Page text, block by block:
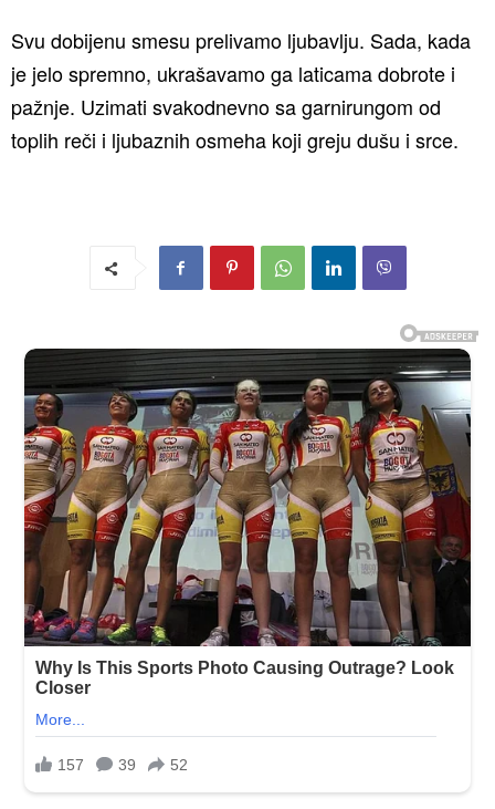
Svu dobijenu smesu prelivamo ljubavlju. Sada, kada
je jelo spremno, ukrašavamo ga laticama dobrote i
pažnje. Uzimati svakodnevno sa garnirungom od
toplih reči i ljubaznih osmeha koji greju dušu i srce.